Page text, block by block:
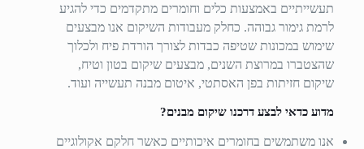
תעשייתיים באמצעות כלים וחומרים מתקדמים כדי להגיע
לרמת גימור גבוהה. כחלק מעבודות השיקום אנו מבצעים
שימוש במכונות שטיפה כבדות לצורך הורדת פיח ולכלוך
שהצטברו במרוצת השנים, מבצעים שיקום בטון וטיח,
שיקום חזיתות בפן האסתטי, איטום מבנה תעשייה ועוד.
מדוע כדאי לבצע דרכנו שיקום מבנים?
אנו משתמשים בחומרים איכותיים כאשר חלקם אקולוגיים